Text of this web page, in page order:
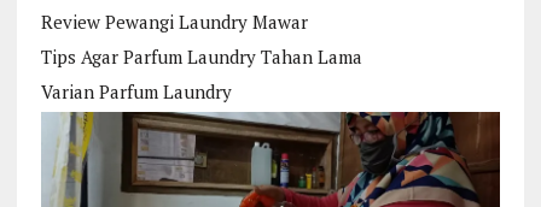
Review Pewangi Laundry Mawar
Tips Agar Parfum Laundry Tahan Lama
Varian Parfum Laundry